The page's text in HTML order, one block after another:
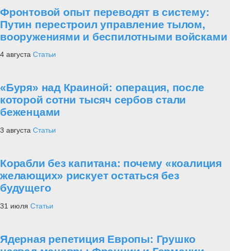
Фронтовой опыт переводят в систему:
Путин перестроил управление тылом,
вооружениями и беспилотными войсками
4 августа Статьи
«Буря» над Краиной: операция, после
которой сотни тысяч сербов стали
беженцами
3 августа Статьи
Корабли без капитана: почему «коалиция
желающих» рискует остаться без
будущего
31 июля Статьи
Ядерная репетиция Европы: Грушко